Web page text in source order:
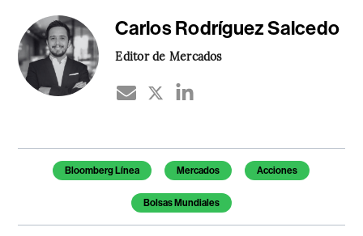
Carlos Rodríguez Salcedo
Editor de Mercados
Temas de este artículo
Bloomberg Línea Mercados Acciones
Bolsas Mundiales